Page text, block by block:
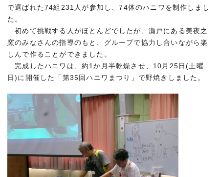
で選ばれた74組231人が参加し、74体のハニワを制作しまし
た。
初めて挑戦する人がほとんどでしたが、瀬戸にある美夜之
窯のみなさんの指導のもと、グループで協力し合いながら楽
しんで作ることができました。
完成したハニワは、約1か月半乾燥させ、10月25日(土曜
日)に開催した「第35回ハニワまつり」で野焼きしました。